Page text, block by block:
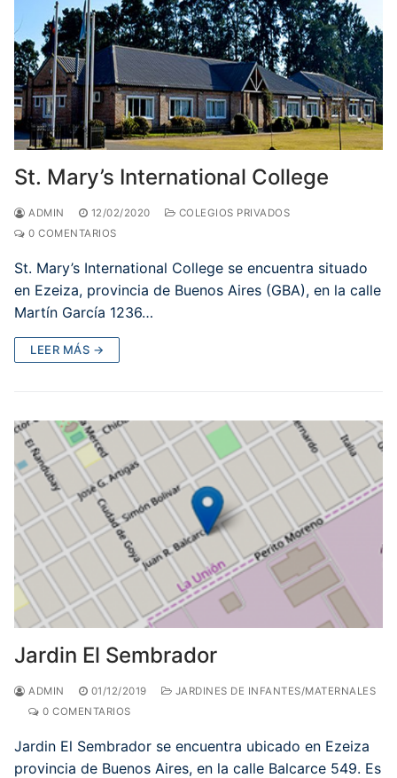
St. Mary’s International College
ADMIN 12/02/2020
COLEGIOS PRIVADOS
0 COMENTARIOS
St. Mary’s International College se encuentra situado
en Ezeiza, provincia de Buenos Aires (GBA), en la calle
Martín García 1236…
LEER MÁS →
Jardin El Sembrador
ADMIN 01/12/2019
JARDINES DE INFANTES/MATERNALES
0 COMENTARIOS
Jardin El Sembrador se encuentra ubicado en Ezeiza
provincia de Buenos Aires, en la calle Balcarce 549. Es